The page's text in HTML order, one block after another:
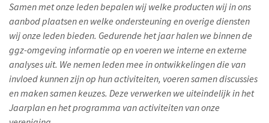
Samen met onze leden bepalen wij welke producten wij in ons
aanbod plaatsen en welke ondersteuning en overige diensten
wij onze leden bieden. Gedurende het jaar halen we binnen de
ggz-omgeving informatie op en voeren we interne en externe
analyses uit. We nemen leden mee in ontwikkelingen die van
invloed kunnen zijn op hun activiteiten, voeren samen discussies
en maken samen keuzes. Deze verwerken we uiteindelijk in het
Jaarplan en het programma van activiteiten van onze